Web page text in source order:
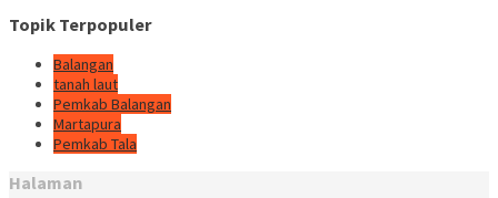
Topik Terpopuler
Balangan
tanah laut
Pemkab Balangan
Martapura
Pemkab Tala
Halaman